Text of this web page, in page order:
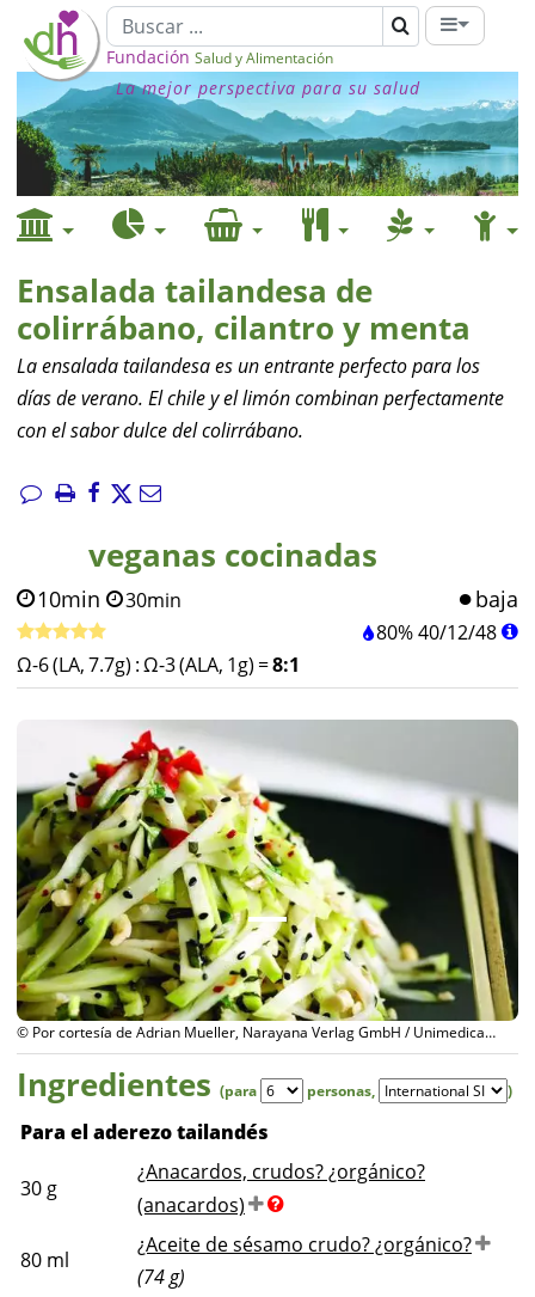
Fundación Salud y Alimentación
La mejor perspectiva para su salud
Ensalada tailandesa de
colirrábano, cilantro y menta
La ensalada tailandesa es un entrante perfecto para los
días de verano. El chile y el limón combinan perfectamente
con el sabor dulce del colirrábano.
veganas cocinadas
10min 30min baja
80%40/12/48
Ω-6 (LA, 7.7g) :Ω-3 (ALA, 1g) =8:1
© Por cortesía de Adrian Mueller, Narayana Verlag GmbH / Unimedica
Verlag
Ingredientes (para personas, )
Para el aderezo tailandés
30 g
¿Anacardos, crudos? ¿orgánico?
(anacardos)
80 ml
¿Aceite de sésamo crudo? ¿orgánico?
(74 g)